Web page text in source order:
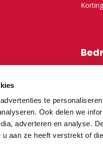
te
Ook delen we
adverteren en analyse.
aan ze heeft verstrekt of